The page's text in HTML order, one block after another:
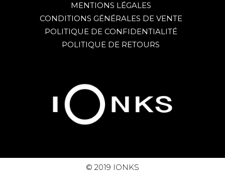
MENTIONS LÉGALES
CONDITIONS GÉNÉRALES DE VENTE
POLITIQUE DE CONFIDENTIALITÉ
POLITIQUE DE RETOURS
© 2019 IONKS